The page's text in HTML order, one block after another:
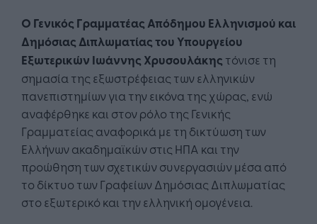
Ο Γενικός Γραμματέας Απόδημου Ελληνισμού και
Δημόσιας Διπλωματίας του Υπουργείου
Εξωτερικών Ιωάννης Χρυσουλάκης τόνισε τη
σημασία της εξωστρέφειας των ελληνικών
πανεπιστημίων για την εικόνα της χώρας, ενώ
αναφέρθηκε και στον ρόλο της Γενικής
Γραμματείας αναφορικά με τη δικτύωση των
Ελλήνων ακαδημαϊκών στις ΗΠΑ και την
προώθηση των σχετικών συνεργασιών μέσα από
το δίκτυο των Γραφείων Δημόσιας Διπλωματίας
στο εξωτερικό και την ελληνική ομογένεια.